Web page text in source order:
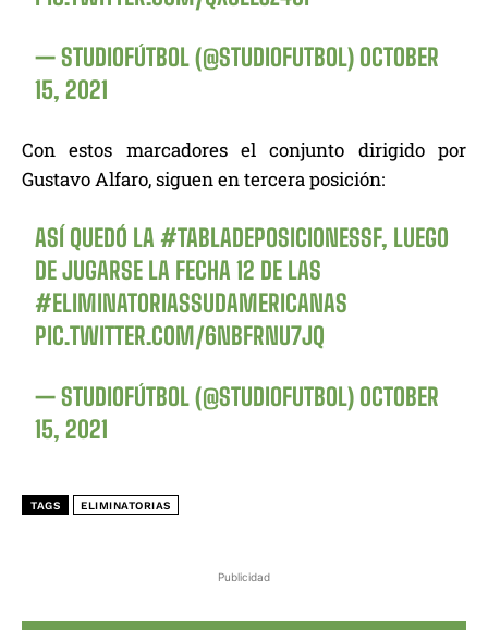
Publicidad
— STUDIOFÚTBOL (@STUDIOFUTBOL) OCTOBER
15, 2021
Con estos marcadores el conjunto dirigido por
Gustavo Alfaro, siguen en tercera posición:
ASÍ QUEDÓ LA#TABLADEPOSICIONESSF, LUEGO
DE JUGARSE LA FECHA 12 DE LAS
#ELIMINATORIASSUDAMERICANAS
PIC.TWITTER.COM/6NBFRNU7JQ
— STUDIOFÚTBOL (@STUDIOFUTBOL) OCTOBER
15, 2021
TAGS ELIMINATORIAS